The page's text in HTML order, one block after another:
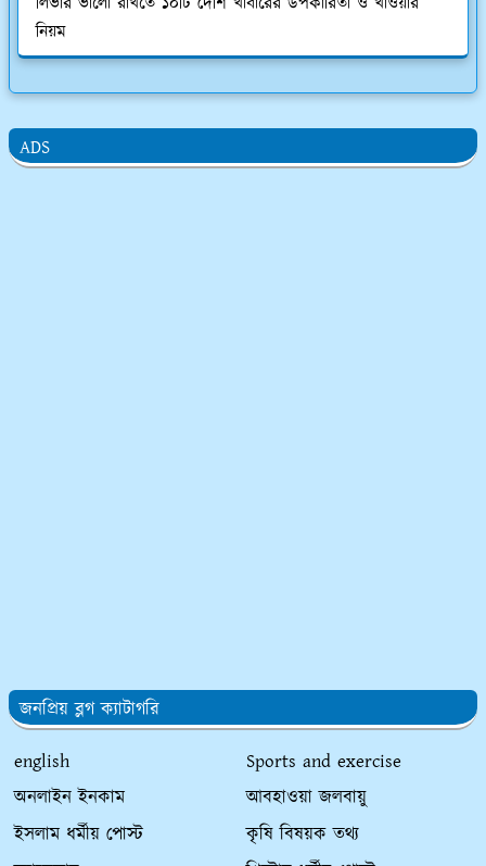
নিয়ম
ADS
জনপ্রিয় ব্লগ ক্যাটাগরি
english
Sports and exercise
অনলাইন ইনকাম
আবহাওয়া জলবায়ু
ইসলাম ধর্মীয় পোস্ট
কৃষি বিষয়ক তথ্য